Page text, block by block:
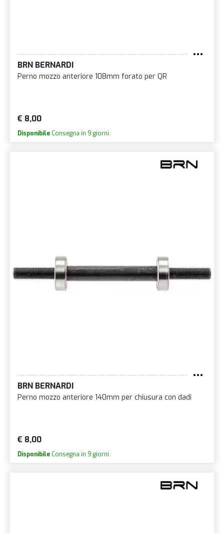
BRN BERNARDI
Perno mozzo anteriore 108mm forato per QR
€ 8,00
Disponibile Consegna in 9 giorni.
BRN BERNARDI
Perno mozzo anteriore 140mm per chiusura con dadi
€ 8,00
Disponibile Consegna in 9 giorni.